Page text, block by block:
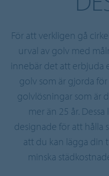
För att verkligen gå
urval av golv med
innebär det att erbjuda
golv som är gjorda
golvlösningar som är
mer än 25 år.
designade för att hålla
att du kan lägga din
minska